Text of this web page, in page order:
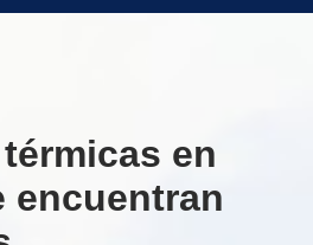
en
encuentran